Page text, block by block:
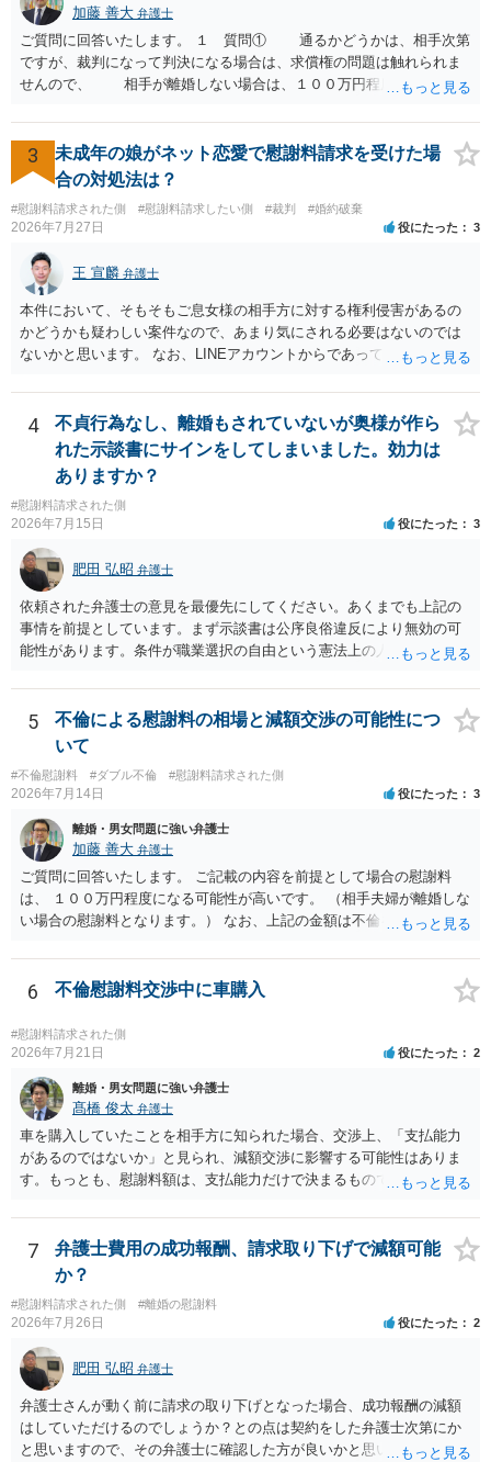
することは認められるのか。 ⇒おそらく１００万円は不当利得（受け
取る正当な権利がないのに利益を取得した）として返還請求されてい
るものかと推察しますので、 貸金返還ではないかと存じます。 ④ 私
は現在、収入も不安定で貯金もなくリボ払い借金が既に約100万あり。
今年に再婚したが主人はお金に厳しい為、一括で220万円を支払う事は
困難 仮に裁判で敗訴した場合でも、分割払いになる可能性はあります
か。 ⇒判決となり敗訴してしまった場合は、強制執行により不動産等
の財産を差し押さえられ、そこから債権回収が図られることになりま
すが、 和解であれば柔軟な解決が可能ですので、その場合は分割払
いにより支払うことも十分可能です。 ⑤ このような事情であれば、私
は120万円のみ和解交渉を続けるべきでしょうか。 ⇒ご相談者様の認
識を前提にすれば、１００万円も含めて返済する必要はないと考えら
れるため、 120万円のみについて交渉を続けることがベターかと存じ
ます。
加藤 善大 弁護士
ご質問に回答いたします。 １ 質問① 通るかどうかは、相手次第
ですが、裁判になって判決になる場合は、求償権の問題は触れられま
せんので、 相手が離婚しない場合は、１００万円程度となる可能
するデメリットはありますから（経済的、時間的、精神的負担等）、
反対にご自身が、裁判も辞さずという姿勢を示すことで、プラス
に働く可能性は有り得ます。 交渉で解決する多くの場合は、相手
が弁護士に依頼しているケースで、５０万円以下で合意できる場合は
稀であると思います。 通常は、６０万円から８０万円程度になる
ことが多いというのが私の印象です。 ２ 質問② ご記載の内容が
減額を進めるうえでの交渉材料かと思います。 なお、ご自身が離
婚しないことは、交渉材料にはならないかと思いますので、ご注意く
ださい。 また、相手夫婦の婚姻関係が既に破綻していたことや、
相手女性が結婚しているとは知らなかったと主張することもあります
が、 ケースバイケースですので、ご自身の場合にそれらの主張が
できるかはよくお考え下さい。 ３ 質問③ 違約金を５０万円とす
る旨の交渉をすることが妥当かどうかという基準はありません。
公序良俗に反するような金額では、その条項自体が無効になり得ます
が、 ２００万円でも、５０万円でも、公序良俗に反するほど高額
とはいえないと考えますので、 結局は、妥当かどうかというより
も、ご自身が納得できるかどうかという基準でお考えいただくといい
と思います。 そのうえで、合意できるかは、相手も納得できるか
否かにかかってはきますが。 ４ 質問④ ご記載の内容からは判断
できないのですが、 清算条項を記載しないで合意することはリス
クがありますので、むしろ、原則としては、清算条項を記載するべき
であるとお考えいただくといいです。 ご質問に対する回答は以上で
すが、可能であれば、ご依頼になるかは別として、お近くの弁護士に
直接相談されて、 今後の対応についてアドバイス等を求めることを
お勧めいたします。 ご参考にしていただければ幸いです。
3
未成年の娘がネット恋愛で慰謝料請求を受けた場
合の対処法は？
#慰謝料請求された側 #慰謝料請求したい側 #裁判 #婚約破棄
2026年7月27日 役にたった 3
王 宣麟 弁護士
本件において、そもそもご息女様の相手方に対する権利侵害があるの
かどうかも疑わしい案件なので、あまり気にされる必要はないのでは
ないかと思います。 なお、LINEアカウントからであっても、そこに紐
るパターンはありえるものの、本件のような精神的損害が発生したと
明確にいえないような案件において開示がなされる可能性も低いので
はないかと推察します。
4
不貞行為なし、離婚もされていないが奥様が作ら
れた示談書にサインをしてしまいました。効力は
ありますか？
#慰謝料請求された側
2026年7月15日 役にたった 3
肥田 弘昭 弁護士
依頼された弁護士の意見を最優先にしてください。あくまでも上記の
事情を前提としています。まず示談書は公序良俗違反により無効の可
能性があります。条件が職業選択の自由という憲法上の人権を侵害し
可能性もあるかと思います。ご参考にしてください。
5
不倫による慰謝料の相場と減額交渉の可能性につ
いて
#不倫慰謝料 #ダブル不倫 #慰謝料請求された側
2026年7月14日 役にたった 3
離婚・男女問題に強い弁護士
加藤 善大 弁護士
ご質問に回答いたします。 ご記載の内容を前提として場合の慰謝料
は、 １００万円程度になる可能性が高いです。 （相手夫婦が離婚しな
い場合の慰謝料となります。） なお、上記の金額は不倫をした２名が
半額程度の支払を求める、 求償ができることになります。 その求償権
を放棄する場合の慰謝料相場は、６０万円から８０万円程度になるこ
を放棄してもらうメリットがあることになります。） ５年後に離婚す
る可能性について、慰謝料額に影響が出る可能性はないと考えます。
最後に、ご依頼になる場合の弁護士費用は、ご依頼になる弁護士によ
り異なりますので、直接ご確認いただくといいですよ。 ご質問に対す
る回答は以上ですが、可能であれば、ご依頼になるかは別にして、お
近くの弁護士に直接相談されて、今後の対応についてアドバイスを求
めることをおすすめいたします。 ご参考にしていただけますと幸いで
す。
6 不倫慰謝料交渉中に車購入
#慰謝料請求された側
2026年7月21日 役にたった 2
離婚・男女問題に強い弁護士
髙橋 俊太 弁護士
車を購入していたことを相手方に知られた場合、交渉上、「支払能力
があるのではないか」と見られ、減額交渉に影響する可能性はありま
す。もっとも、慰謝料額は、支払能力だけで決まるものではなく、不
響、離婚・別居の有無、証拠関係等によって判断されます。 ご記載の
ように、LINEのやり取りと数回の食事のみで性交渉がないのであれ
ば、原則として不貞慰謝料支払義務は否定されます。他方で、性交渉
がない場合でも、親密なやり取りの内容や関係の態様によっては、婚
姻共同生活の平穏を害したとして、例外的に慰謝料支払義務が肯定さ
れることもあります。 すでに弁護士に依頼されているのであれば、車
の購入事情も含めて説明し、支払能力の問題と、そもそもの慰謝料額
の相当性を分けて交渉してもらう方がよいでしょう。
7
弁護士費用の成功報酬、請求取り下げで減額可能
か？
#慰謝料請求された側 #離婚の慰謝料
2026年7月26日 役にたった 2
肥田 弘昭 弁護士
弁護士さんが動く前に請求の取り下げとなった場合、成功報酬の減額
はしていただけるのでしょうか？との点は契約をした弁護士次第にか
と思いますので、その弁護士に確認した方が良いかと思います。ご参